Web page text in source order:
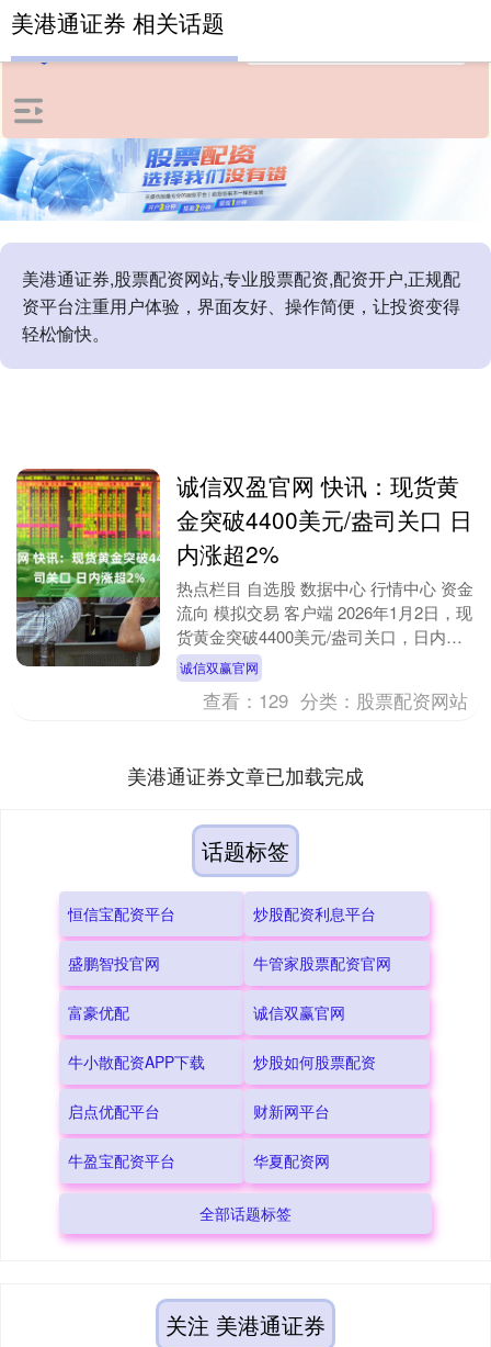
美港通证券,股票配资网站,专业股票配资,配资开户,正规配
资平台注重用户体验，界面友好、操作简便，让投资变得
轻松愉快。
美港通证券 相关话题
诚信双盈官网 快讯：现货黄
金突破4400美元/盎司关口 日
内涨超2%
热点栏目 自选股 数据中心 行情中心 资金
流向 模拟交易 客户端 2026年1月2日，现
货黄金突破4400美元/盎司关口，日内涨
超2%。 新浪合作大平台期货开户....
诚信双赢官网
查看： 129 分类： 股票配资网站
美港通证券文章已加载完成
话题标签
恒信宝配资平台 炒股配资利息平台
盛鹏智投官网 牛管家股票配资官网
富豪优配 诚信双赢官网
牛小散配资APP下载 炒股如何股票配资
启点优配平台 财新网平台
牛盈宝配资平台 华夏配资网
全部话题标签
关注 美港通证券